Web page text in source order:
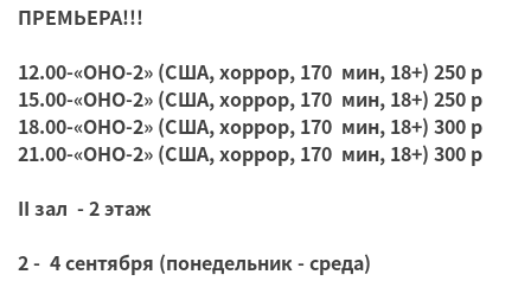
ПРЕМЬЕРА!!!
12.00-«ОНО-2» (США, хоррор, 170 мин, 18+) 250 р
15.00-«ОНО-2» (США, хоррор, 170 мин, 18+) 250 р
18.00-«ОНО-2» (США, хоррор, 170 мин, 18+) 300 р
21.00-«ОНО-2» (США, хоррор, 170 мин, 18+) 300 р
II зал - 2 этаж
2 - 4 сентября (понедельник - среда)